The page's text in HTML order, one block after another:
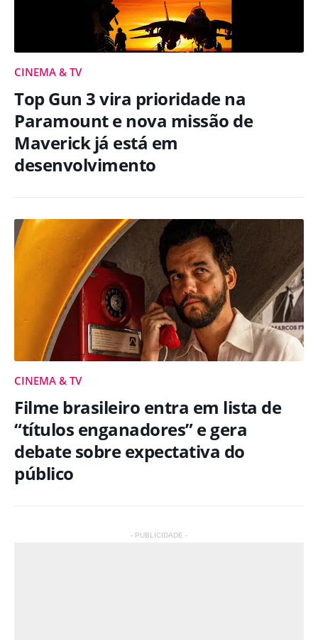
CINEMA & TV
Top Gun 3 vira prioridade na
Paramount e nova missão de
Maverick já está em
desenvolvimento
CINEMA & TV
Filme brasileiro entra em lista de
“títulos enganadores” e gera
debate sobre expectativa do
público
- PUBLICIDADE -